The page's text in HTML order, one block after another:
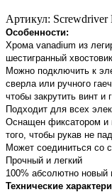
Артикул: Screwdriver
Особенности:
Хрома vanadium из
шестигранный
Можно подключить к
сверла или ручного
чтобы закрутить винт и
Подходит для всех
Оснащен фиксатором и
того, чтобы рукав не
Может соединиться со
Прочный и легкий
100% абсолютно новый
Технические